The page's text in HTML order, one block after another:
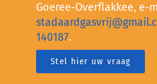
Goeree-Overflakkee, e-
140187.
Stel hier uw vraag